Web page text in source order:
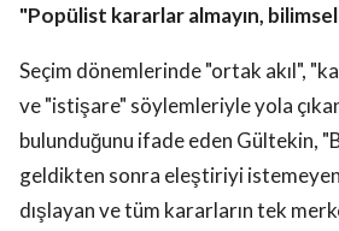
"Popülist kararlar almayın,
Seçim dönemlerinde "ortak akıl",
ve "istişare" söylemleriyle yola
bulunduğunu ifade eden Gültekin,
geldikten sonra eleştiriyi
dışlayan ve tüm kararların tek